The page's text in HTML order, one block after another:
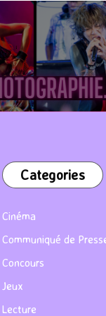
Categories
Cinéma
Communiqué de
Concours
Jeux
Lecture